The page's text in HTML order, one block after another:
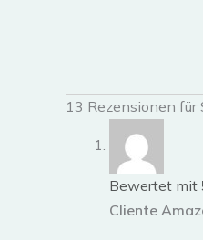
13 Rezensionen für
Bewertet mit
Cliente